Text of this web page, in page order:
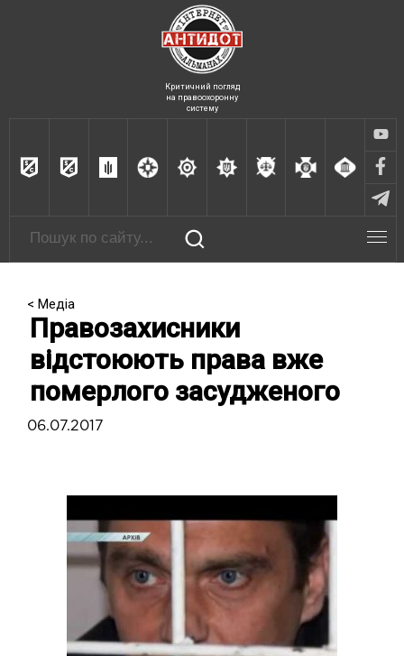
Критичний погляд
на правоохоронну
систему
< Медіа
Правозахисники
відстоюють права вже
померлого засудженого
06.07.2017